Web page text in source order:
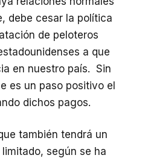
debe cesar la política
de peloteros
a que
en nuestro país. Sin
es un paso positivo el
dichos pagos.
también tendrá un
según se ha